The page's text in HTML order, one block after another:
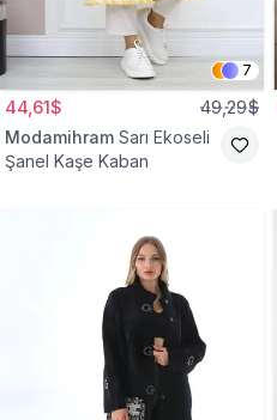
7
44,61$ 49,29$
Modamihram Sarı Ekoseli
Şanel Kaşe Kaban